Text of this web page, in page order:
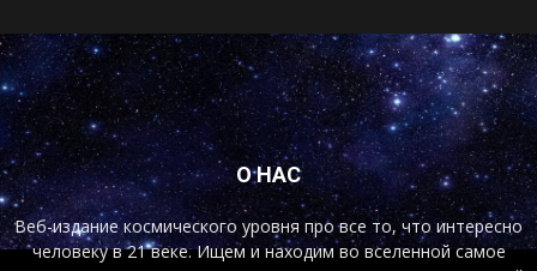
О НАС
Веб-издание космического уровня про все то, что интересно
человеку в 21 веке. Ищем и находим во вселенной самое